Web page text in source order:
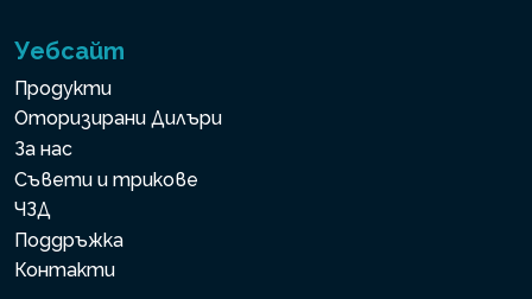
Уебсайт
Продукти
Оторизирани Дилъри
За нас
Съвети и трикове
ЧЗД
Поддръжка
Контакти